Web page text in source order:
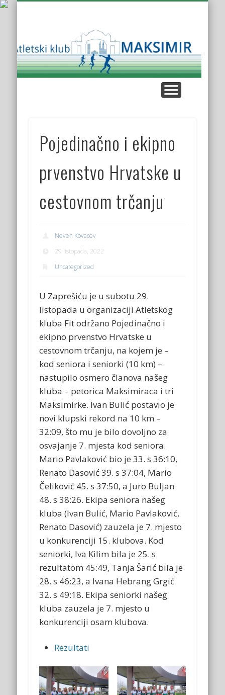
Pojedinačno i ekipno
prvenstvo Hrvatske u
cestovnom trčanju
Neven Kovacev
29 listopada, 2022
Uncategorized
U Zaprešiću je u subotu 29.
listopada u organizaciji Atletskog
kluba Fit održano Pojedinačno i
ekipno prvenstvo Hrvatske u
cestovnom trčanju, na kojem je –
kod seniora i seniorki (10 km) –
nastupilo osmero članova našeg
kluba – petorica Maksimiraca i tri
Maksimirke. Ivan Bulić postavio je
novi klupski rekord na 10 km –
32:09, što mu je bilo dovoljno za
osvajanje 7. mjesta kod seniora.
Mario Pavlaković bio je 33. s 36:10,
Renato Dasović 39. s 37:04, Mario
Čeliković 45. s 37:50, a Juro Buljan
48. s 38:26. Ekipa seniora našeg
kluba (Ivan Bulić, Mario Pavlaković,
Renato Dasović) zauzela je 7. mjesto
u konkurenciji 15. klubova. Kod
seniorki, Iva Kilim bila je 25. s
rezultatom 45:49, Tanja Šarić bila je
28. s 46:23, a Ivana Hebrang Grgić
32. s 49:18. Ekipa seniorki našeg
kluba zauzela je 7. mjesto u
konkurenciji osam klubova.
Rezultati